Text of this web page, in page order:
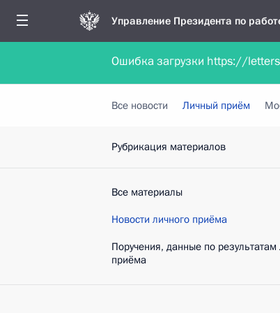
Управление Президента по
Обратиться в форме электронного
Все новости Личный приём
Рубрикация материалов
Все материалы
Новости личного приёма
Поручения, данные по результатам
приёма
Ошибка загрузки https://